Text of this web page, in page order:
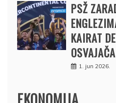
PSŽ
KAIRAT
1. jun 2026.